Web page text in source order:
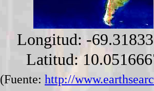
Longitud: -
Latitud:
(Fuente: http://